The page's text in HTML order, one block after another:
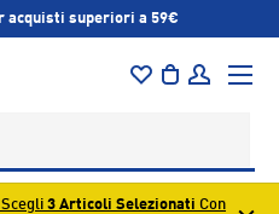
acquisti superiori a 59€
BorsaAccedi
Menu
Scegli 3 Articoli Selezionati Con